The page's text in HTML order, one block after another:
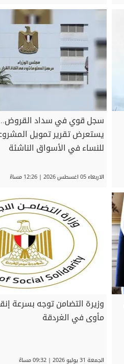
سجل قوي في سداد القروض..
يستعرض تقرير تمويل
للنساء في الأسواق الناشئة
الاربعاء 05 اغسطس 2026 | 12:26 مساءً
وزيرة التضامن توجه بسرعة
مأوى في الغردقة
الجمعة 31 يوليو 2026 | 09:32 مساءً